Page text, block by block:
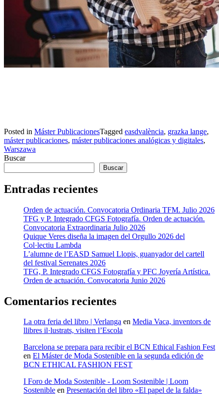
Posted in Máster PublicacionesTagged easdvalència, grazka lange,
máster publicaciones, máster publicaciones analógicas y digitales,
Warszawa
Buscar
Buscar
Entradas recientes
Orden de actuación. Convocatoria Ordinaria TFM. Julio 2026
TFG y P. Integrado CFGS Fotografía. Orden de actuación.
Convocatoria Extraordinaria Julio 2026
Quique Veres diseña la imagen del Orgullo 2026 del
Col·lectiu Lambda
L’alumne de l’EASD Samuel Llopis, guanyador del cartell
del festival Serenates 2026
TFG, P. Integrado CFGS Fotografía y PFC Joyería Artística.
Orden de actuación. Convocatoria Junio 2026
Comentarios recientes
La otra feria del libro | Verlanga en Media Vaca, inventors de
llibres il·lustrats, visiten l’Escola
Barcelona se prepara para recibir el BCN Ethical Fashion Fest
en El Máster de Moda Sostenible en la segunda edición de
BCN ETHICAL FASHION FEST
I Foro de Moda Sostenible - Loom Sostenible | Loom
Sostenible en Presentación del libro «El papel de la falda»